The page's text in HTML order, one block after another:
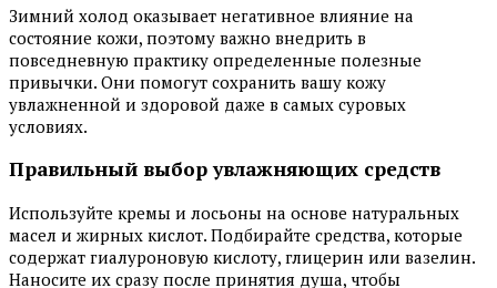
Зимний холод оказывает негативное влияние на
состояние кожи, поэтому важно внедрить в
повседневную практику определенные полезные
привычки. Они помогут сохранить вашу кожу
увлажненной и здоровой даже в самых суровых
условиях.
Правильный выбор увлажняющих средств
Используйте кремы и лосьоны на основе натуральных
масел и жирных кислот. Подбирайте средства, которые
содержат гиалуроновую кислоту, глицерин или вазелин.
Наносите их сразу после принятия душа, чтобы